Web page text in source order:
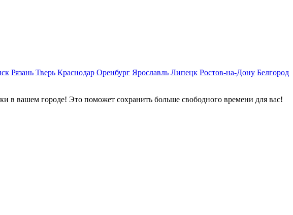
Рязань Тверь Краснодар Оренбург Ярославль Липецк Ростов-на-Дону Белгород
в вашем городе! Это поможет сохранить больше свободного времени для вас!